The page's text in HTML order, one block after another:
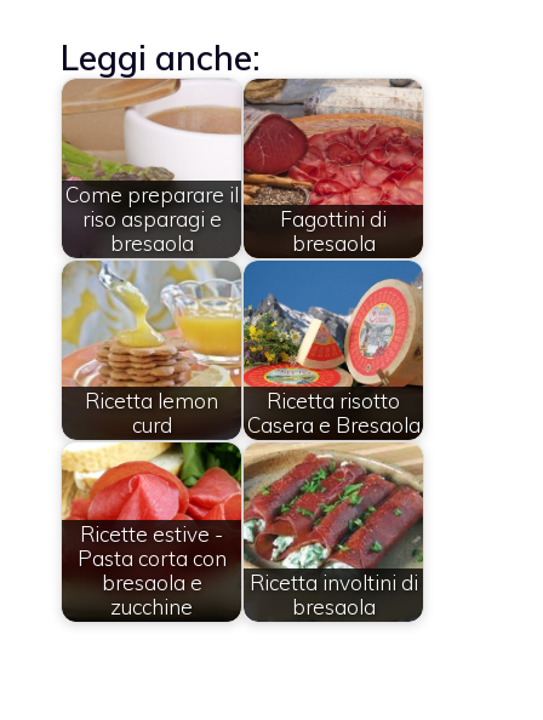
Leggi anche:
Come preparare il
riso asparagi e
bresaola
Fagottini di
bresaola
Ricetta lemon
curd
Ricetta risotto
Casera e Bresaola
Ricette estive -
Pasta corta con
bresaola e
zucchine
Ricetta involtini di
bresaola